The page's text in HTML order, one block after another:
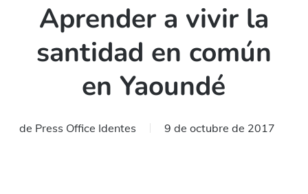
Aprender a vivir la
santidad en común
en Yaoundé
de Press Office Identes 9 de octubre de 2017